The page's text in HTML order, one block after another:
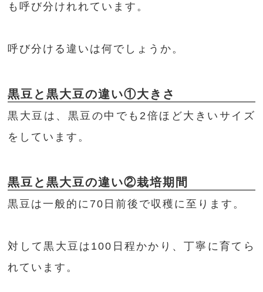
も呼び分けれれています。
呼び分ける違いは何でしょうか。
黒豆と黒大豆の違い①大きさ
黒大豆は、黒豆の中でも2倍ほど大きいサイズ
をしています。
黒豆と黒大豆の違い②栽培期間
黒豆は一般的に70日前後で収穫に至ります。
対して黒大豆は100日程かかり、丁寧に育てら
れています。